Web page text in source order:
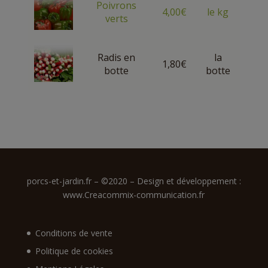
Poivrons
verts
4,00€ le kg
Radis en
botte
1,80€
la
botte
porcs-et-jardin.fr – ©2020 – Design et développement :
www.Creacommix-communication.fr
Conditions de vente
Politique de cookies